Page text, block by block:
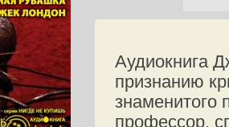
Аудиокнига
признанию
знаменитого
профессор,